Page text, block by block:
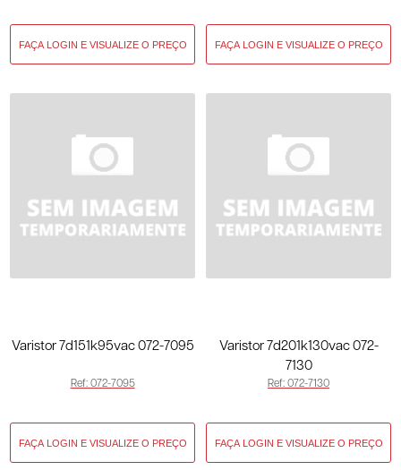
Varistor 7d151k95vac 072-7095
Ref: 072-7095
Varistor 7d201k130vac 072-
7130
Ref: 072-7130